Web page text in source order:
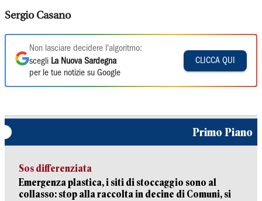
Sergio Casano
Non lasciare decidere l'algoritmo:
scegli La Nuova Sardegna
per le tue notizie su Google
CLICCA QUI
Primo Piano
Sos differenziata
Emergenza plastica, i siti di stoccaggio sono al
collasso: stop alla raccolta in decine di Comuni, si